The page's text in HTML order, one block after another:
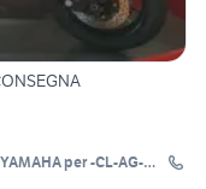
per -CL-AG-